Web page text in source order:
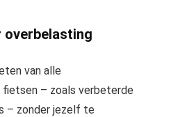
overbelasting
van alle
fietsen – zoals verbeterde
– zonder jezelf te